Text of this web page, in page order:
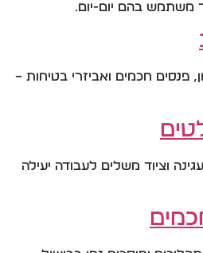
משתמש בהם יום-יום.
פנסים חכמים ואביזרי בטיחות –
וציוד משלים לעבודה יעילה